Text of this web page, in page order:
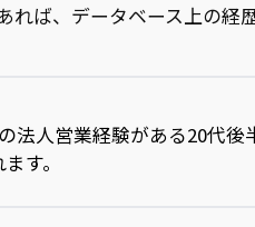
れば、データベース上の経
法人営業経験がある20代後
す。